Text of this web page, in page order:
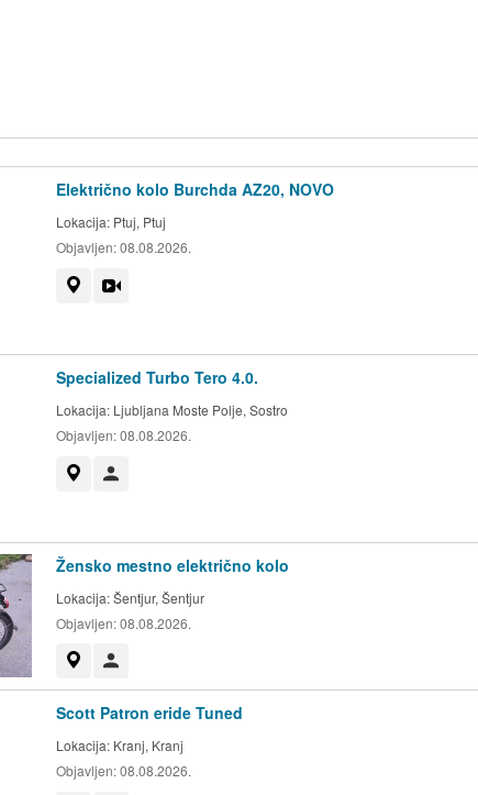
Električno kolo Burchda AZ20, NOVO
Lokacija: Ptuj, Ptuj
Objavljen:08.08.2026.
Specialized Turbo Tero 4.0.
Lokacija: Ljubljana Moste Polje, Sostro
Objavljen:08.08.2026.
Žensko mestno električno kolo
Lokacija:Šentjur, Šentjur
Objavljen:08.08.2026.
Scott Patron eride Tuned
Lokacija: Kranj, Kranj
Objavljen:08.08.2026.